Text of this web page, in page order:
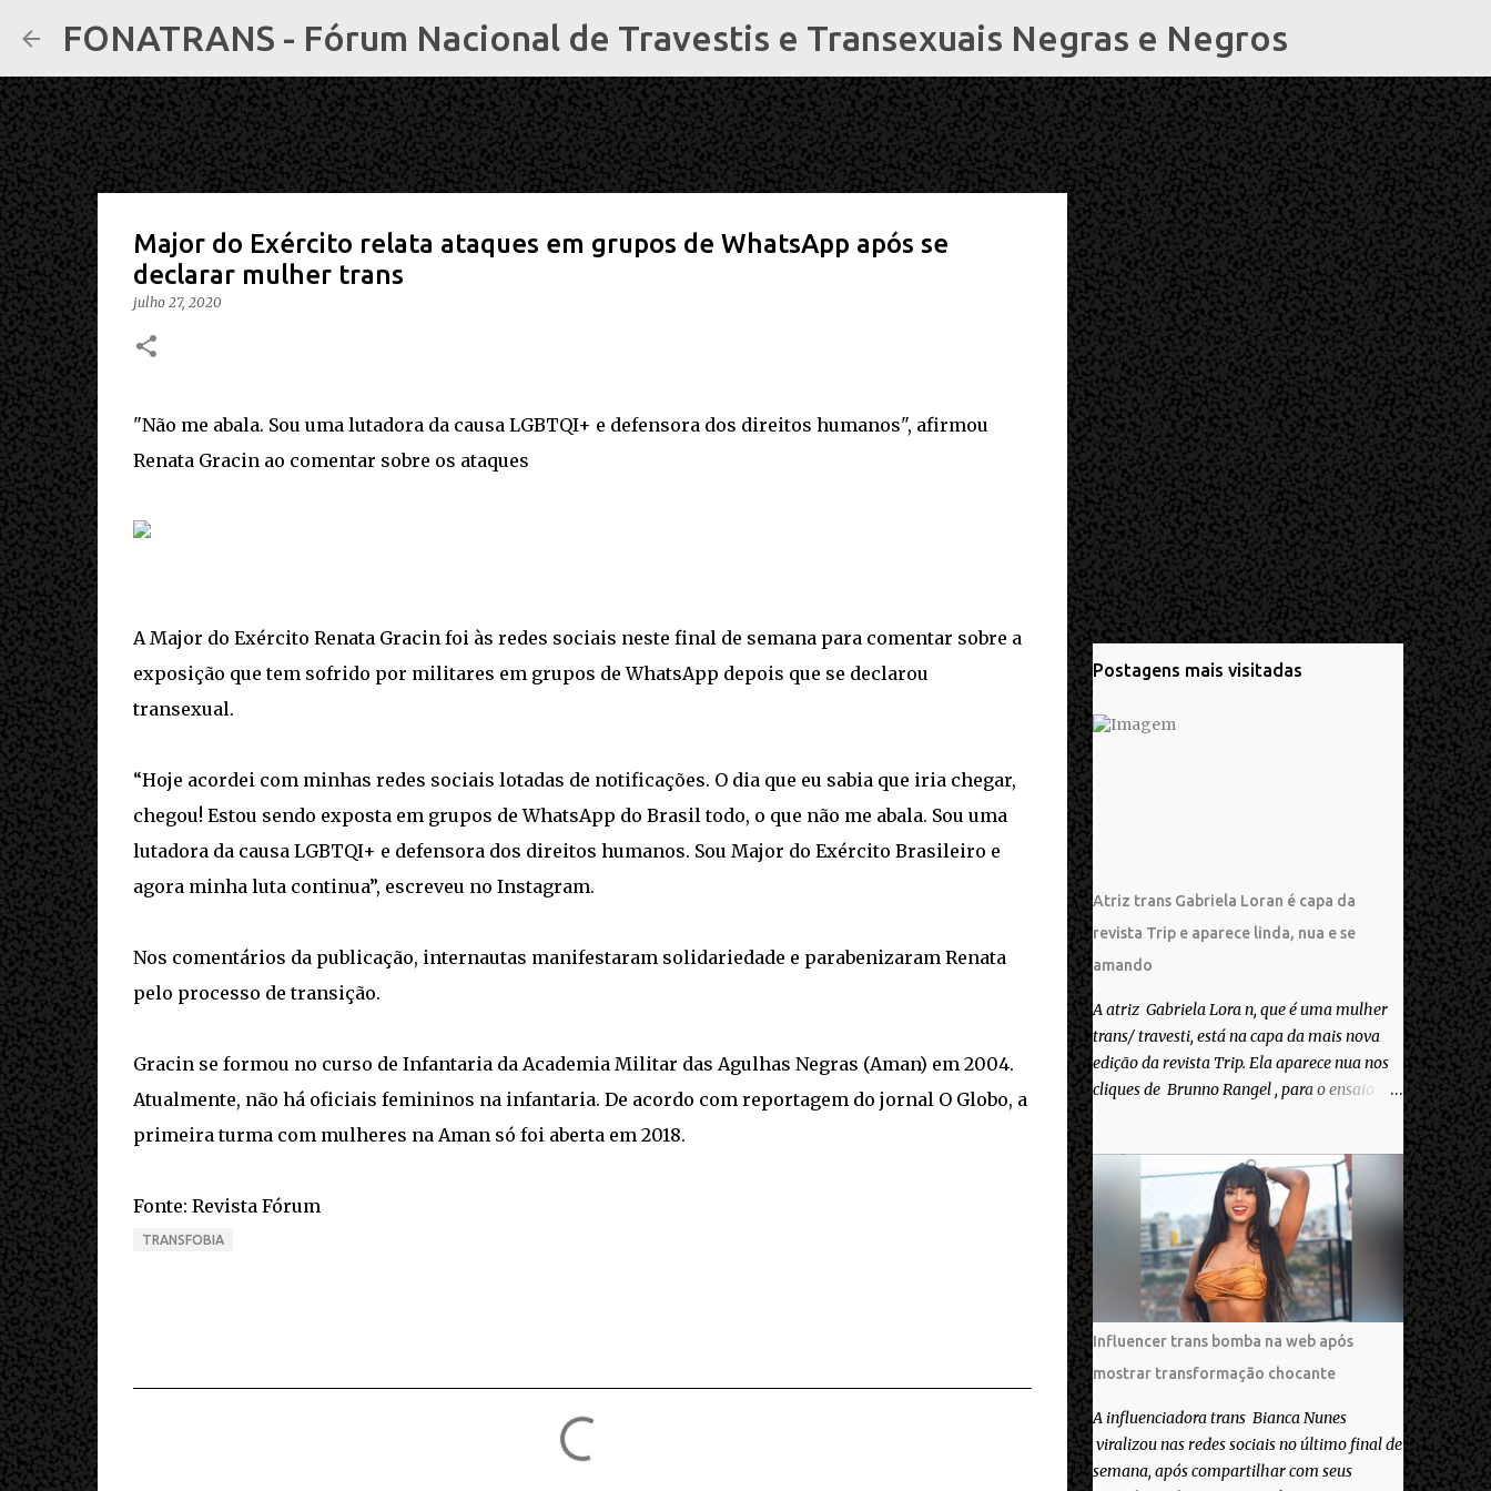
Pular para o conteúdo principal
FONATRANS - Fórum Nacional de Travestis e Transexuais Negras e Negros
Major do Exército relata ataques em grupos de WhatsApp após se
declarar mulher trans
julho 27, 2020
"Não me abala. Sou uma lutadora da causa LGBTQI+ e defensora dos direitos humanos", afirmou
Renata Gracin ao comentar sobre os ataques
A Major do Exército Renata Gracin foi às redes sociais neste final de semana para comentar sobre a
exposição que tem sofrido por militares em grupos de WhatsApp depois que se declarou
transexual.
“Hoje acordei com minhas redes sociais lotadas de notificações. O dia que eu sabia que iria chegar,
chegou! Estou sendo exposta em grupos de WhatsApp do Brasil todo, o que não me abala. Sou uma
lutadora da causa LGBTQI+ e defensora dos direitos humanos. Sou Major do Exército Brasileiro e
agora minha luta continua”, escreveu no Instagram.
Nos comentários da publicação, internautas manifestaram solidariedade e parabenizaram Renata
pelo processo de transição.
Gracin se formou no curso de Infantaria da Academia Militar das Agulhas Negras (Aman) em 2004.
Atualmente, não há oficiais femininos na infantaria. De acordo com reportagem do jornal O Globo, a
primeira turma com mulheres na Aman só foi aberta em 2018.
Fonte: Revista Fórum
TRANSFOBIA
Postagens mais visitadas
Atriz trans Gabriela Loran é capa da
revista Trip e aparece linda, nua e se
amando
A atriz Gabriela Lora n, que é uma mulher
trans/ travesti, está na capa da mais nova
edição da revista Trip. Ela aparece nua nos
cliques de Brunno Rangel , para o ensaio
Pele Project, que ilustra a matéria de capa
“Você gosta do seu Corpo?”. “Finalmente
saiuuu!!! Muita felicidade e gratidão a toda
movimentação para que isso se tornasse
real. Agradeço aos lindos Bruno e Marcelo
por me convidarem para esse projeto
incrível, que fala acima de tudo sobre amor.
Todo carinho do mundo para a Dri da Trip
que foi a ponte disso tudo”, escreveu
Gabriela. Gabriela classificou a capa como
linda e a matéria que envolvem 180
histórias (e corpos nus) de gente que se
apaixonou pela própria pele – como
extraordinária. O Pele Projetc tem como
Influencer trans bomba na web após
mostrar transformação chocante
A influenciadora trans Bianca Nunes
viralizou nas redes sociais no último final de
semana, após compartilhar com seus